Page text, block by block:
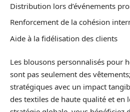
Distribution lors d’événements
Renforcement de la cohésion
Aide à la fidélisation des clients
Les blousons personnalisés pour
sont pas seulement des
stratégiques avec un impact
des textiles de haute qualité et en